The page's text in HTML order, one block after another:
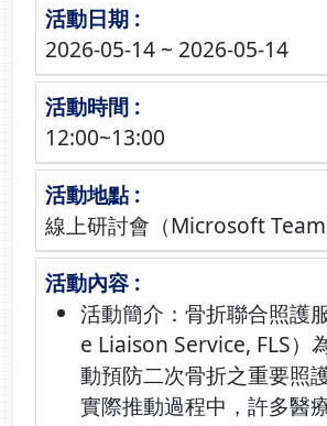
2026-05-14 ~ 2026-05-14
12:00~13:00
線上研討會（Microsoft
活動簡介：骨折聯合照護
e Liaison Service, FLS）
動預防二次骨折之重要照
實際推動過程中，許多醫